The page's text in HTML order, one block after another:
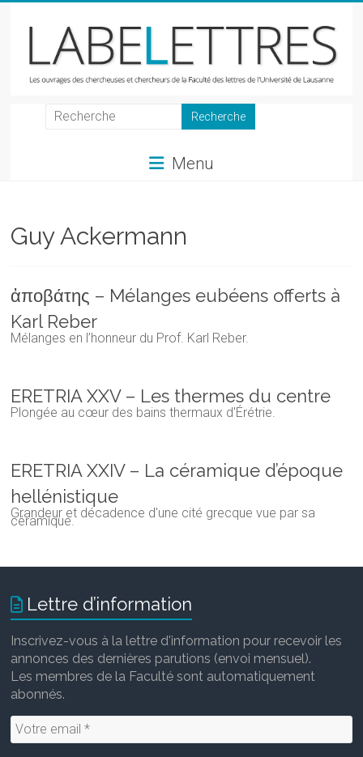
LabeLettres
et
chercheurs
Faculté
des
lettres
Menu
Guy Ackermann
ἀποβάτης – Mélanges eubéens offerts à
Karl Reber
Mélanges en l’honneur du Prof. Karl Reber.
ERETRIA XXV – Les thermes du centre
Plongée au cœur des bains thermaux d'Érétrie.
ERETRIA XXIV – La céramique d’époque
hellénistique
Grandeur et décadence d'une cité grecque vue par sa
céramique.
Lettre d’information
Inscrivez-vous à la lettre d'information pour recevoir les
annonces des dernières parutions (envoi mensuel).
Les membres de la Faculté sont automatiquement
abonnés.